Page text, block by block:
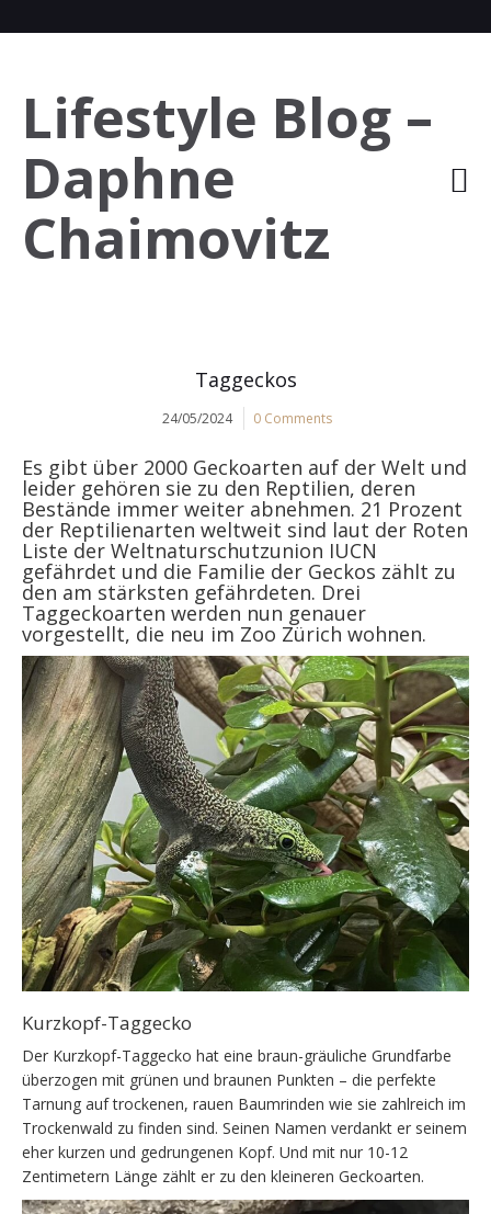
Lifestyle Blog –
Daphne
Chaimovitz
Taggeckos
24/05/2024 0 Comments
Es gibt über 2000 Geckoarten auf der Welt und
leider gehören sie zu den Reptilien, deren
Bestände immer weiter abnehmen. 21 Prozent
der Reptilienarten weltweit sind laut der Roten
Liste der Weltnaturschutzunion IUCN
gefährdet und die Familie der Geckos zählt zu
den am stärksten gefährdeten. Drei
Taggeckoarten werden nun genauer
vorgestellt, die neu im Zoo Zürich wohnen.
Kurzkopf-Taggecko
Der Kurzkopf-Taggecko hat eine braun-gräuliche Grundfarbe
überzogen mit grünen und braunen Punkten – die perfekte
Tarnung auf trockenen, rauen Baumrinden wie sie zahlreich im
Trockenwald zu finden sind. Seinen Namen verdankt er seinem
eher kurzen und gedrungenen Kopf. Und mit nur 10-12
Zentimetern Länge zählt er zu den kleineren Geckoarten.